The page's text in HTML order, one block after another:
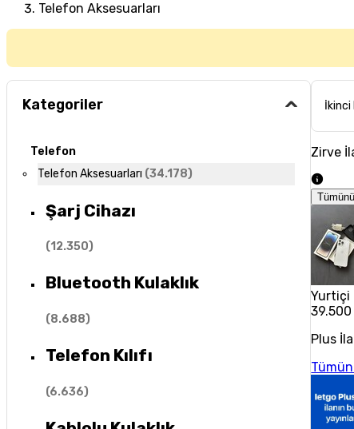
Telefon Aksesuarları
Kategoriler
Telefon
Telefon Aksesuarları (34.178)
Şarj Cihazı
(12.350)
Bluetooth Kulaklık
(8.688)
Telefon Kılıfı
(6.636)
İkinci
Zirve
Yurtiçi
39.500
Plus